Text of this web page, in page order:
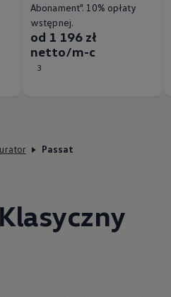
Abonament". 10% opłaty
wstępnej.
od 1 196 zł
netto/m-c
3
Passat